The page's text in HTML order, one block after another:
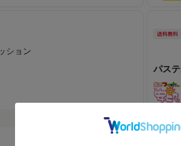
1290g前後
パス